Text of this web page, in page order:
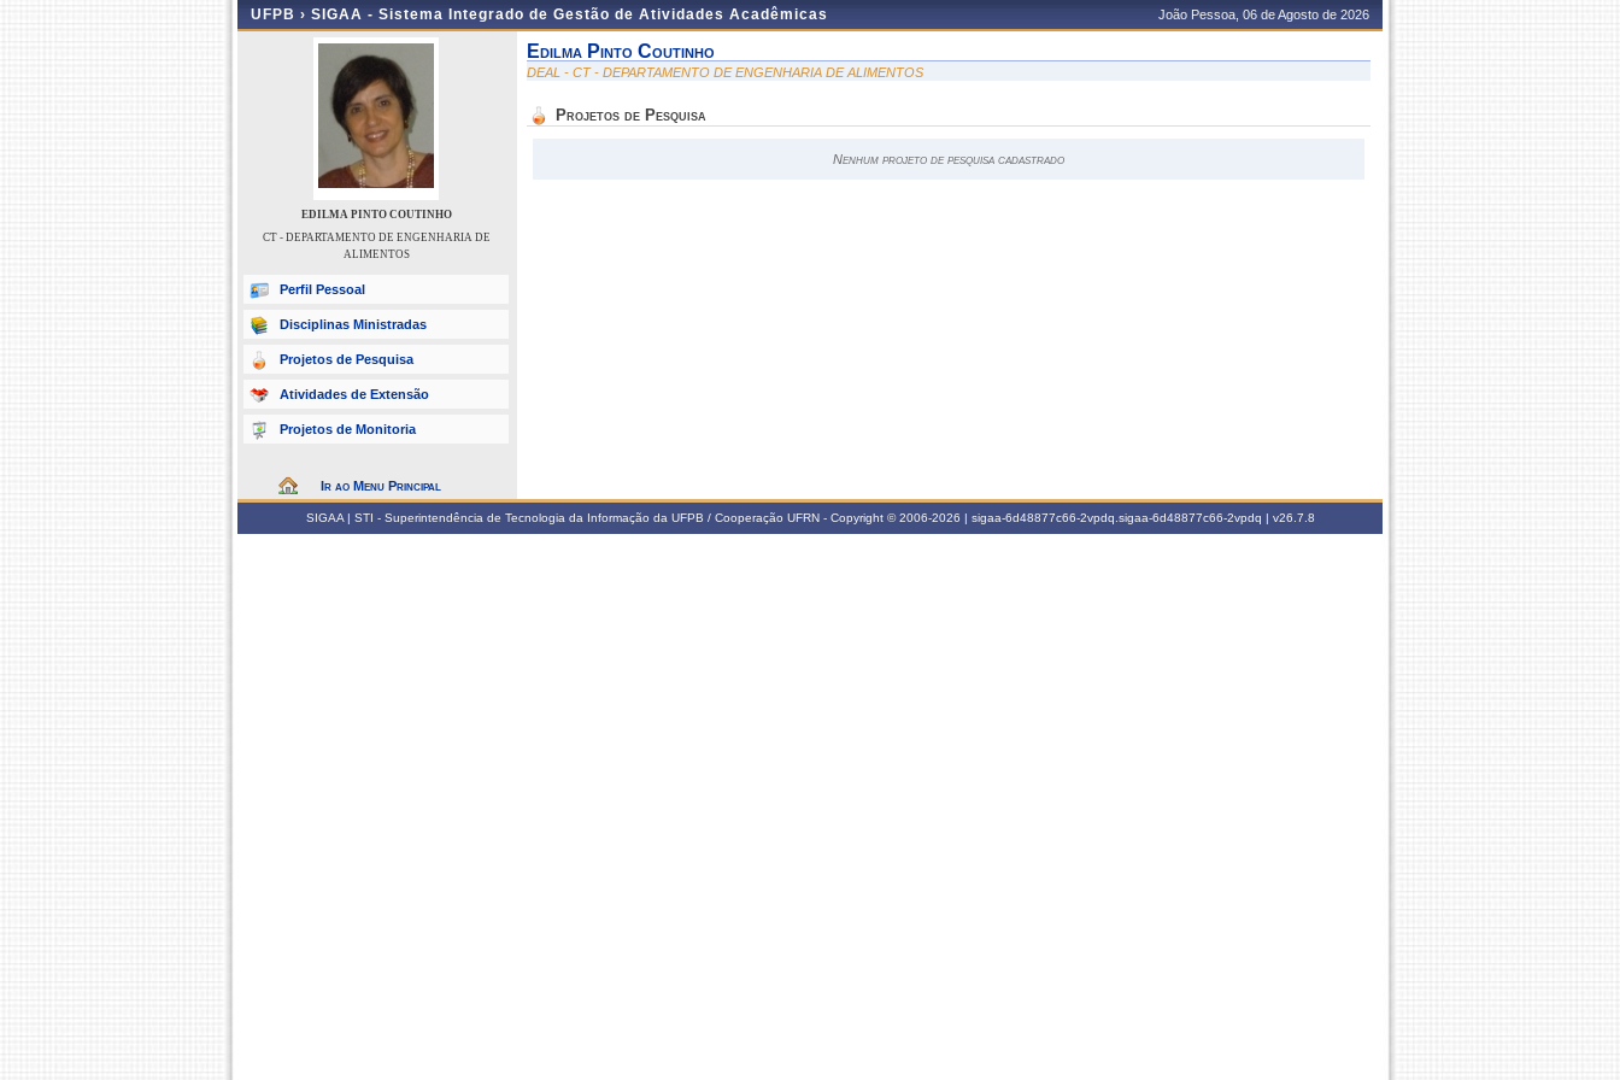
UFPB › SIGAA - Sistema Integrado de Gestão de Atividades Acadêmicas João Pessoa, 06 de Agosto de 2026
EDILMA PINTO COUTINHO
CT - DEPARTAMENTO DE ENGENHARIA DE
ALIMENTOS
Perfil Pessoal
Disciplinas Ministradas
Projetos de Pesquisa
Atividades de Extensão
Projetos de Monitoria
Ir ao Menu Principal
Edilma Pinto Coutinho
DEAL - CT - DEPARTAMENTO DE ENGENHARIA DE ALIMENTOS
Projetos de Pesquisa
Nenhum projeto de pesquisa cadastrado
SIGAA | STI - Superintendência de Tecnologia da Informação da UFPB / Cooperação UFRN - Copyright © 2006-2026 | sigaa-6d48877c66-2vpdq.sigaa-6d48877c66-2vpdq | v26.7.8